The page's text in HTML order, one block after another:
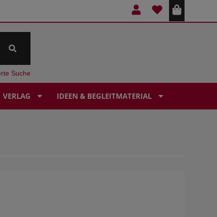
Suche
VERLAG IDEEN & BEGLEITMATERIAL